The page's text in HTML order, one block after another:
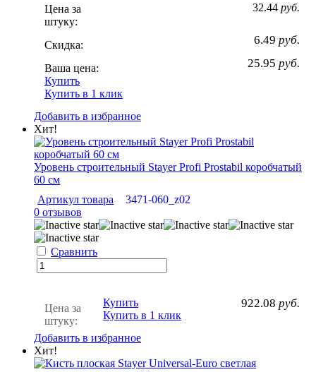
Цена за
штуку:
32.44 руб.
Скидка: 6.49 руб.
Ваша цена: 25.95 руб.
Купить
Купить в 1 клик
Добавить в избранное
Хит!
Уровень строительный Stayer Profi Prostabil коробчатый
60 см
Артикул товара
3471-060_z02
0 отзывов
Сравнить
Цена за
штуку:
922.08 руб.
Купить
Купить в 1 клик
Добавить в избранное
Хит!